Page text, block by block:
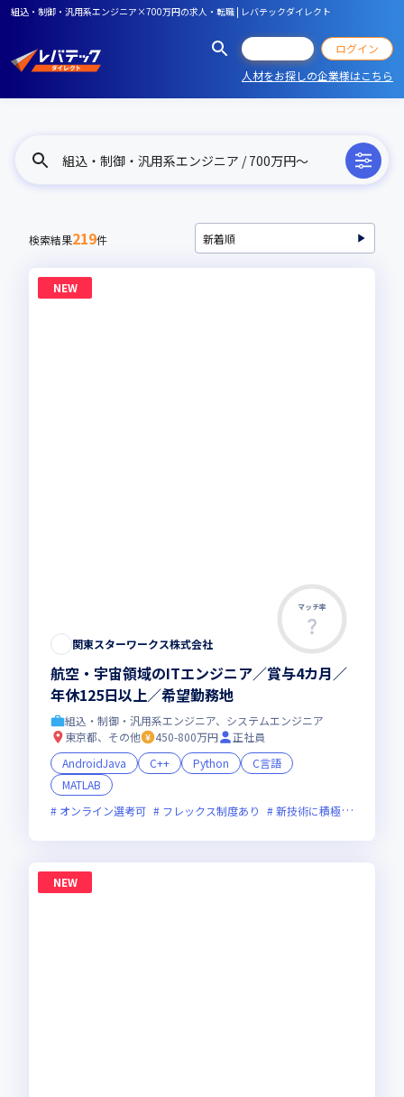
組込・制御・汎用系エンジニア×700万円の求人・転職 | レバテックダイレクト
ログイン
人材をお探しの企業様はこちら
組込・制御・汎用系エンジニア / 700万円〜
検索結果219件
NEW
マッチ率
関東スターワークス株式会社
航空・宇宙領域のITエンジニア／賞与4カ月／
年休125日以上／希望勤務地
組込・制御・汎用系エンジニア、システムエンジニア
東京都、その他
450-800万円
正社員
AndroidJava
C++ Python
C言語
MATLAB
オンライン選考可
フレックス制度あり 新技術に積極的
NEW